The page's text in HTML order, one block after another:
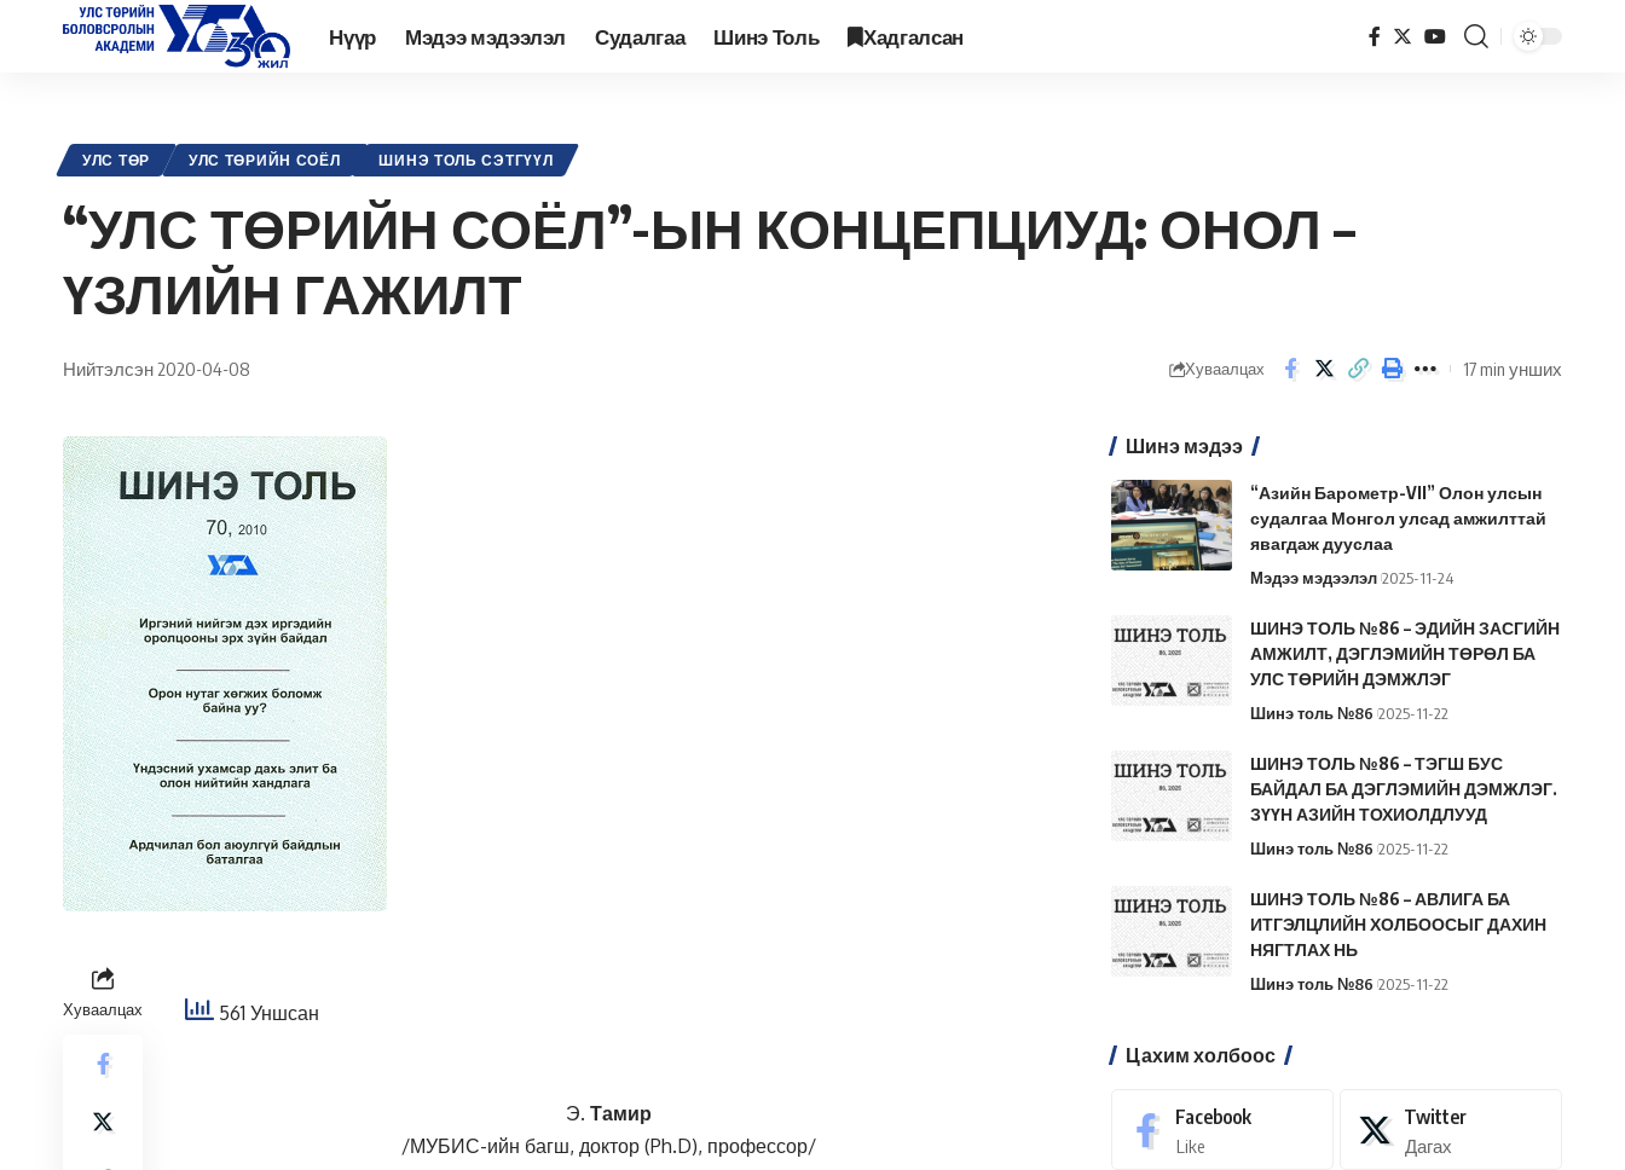
Нүүр Мэдээ мэдээлэл Судалгаа Шинэ Толь Хадгалсан
УЛС ТӨР УЛС ТӨРИЙН СОЁЛ ШИНЭ ТОЛЬ СЭТГҮҮЛ
“УЛС ТӨРИЙН СОЁЛ”-ЫН КОНЦЕПЦИУД: ОНОЛ –
ҮЗЛИЙН ГАЖИЛТ
Нийтэлсэн 2020-04-08 Хуваалцах 17 min унших
Хуваалцах 561 Уншсан
Э. Тамир
/МУБИС-ийн багш, доктор (Ph.D), профессор/
Шинэ мэдээ
“Азийн Барометр-VII” Олон улсын
судалгаа Монгол улсад амжилттай
явагдаж дууслаа
Мэдээ мэдээлэл 2025-11-24
ШИНЭ ТОЛЬ №86 – ЭДИЙН ЗАСГИЙН
АМЖИЛТ, ДЭГЛЭМИЙН ТӨРӨЛ БА
УЛС ТӨРИЙН ДЭМЖЛЭГ
Шинэ толь №86 2025-11-22
ШИНЭ ТОЛЬ №86 – ТЭГШ БУС
БАЙДАЛ БА ДЭГЛЭМИЙН ДЭМЖЛЭГ.
ЗҮҮН АЗИЙН ТОХИОЛДЛУУД
Шинэ толь №86 2025-11-22
ШИНЭ ТОЛЬ №86 – АВЛИГА БА
ИТГЭЛЦЛИЙН ХОЛБООСЫГ ДАХИН
НЯГТЛАХ НЬ
Шинэ толь №86 2025-11-22
Цахим холбоос
Facebook
Like
Twitter
Дагах